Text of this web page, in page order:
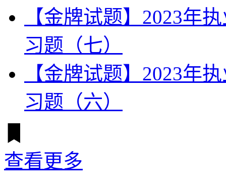
【金牌试题】2023年
习题（七）
【金牌试题】2023年
习题（六）
查看更多